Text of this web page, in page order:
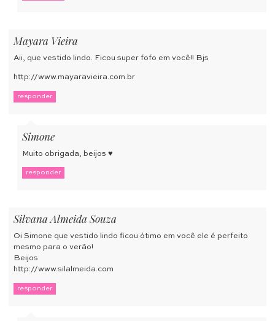
Mayara Vieira
Aii, que vestido lindo. Ficou super fofo em você!! Bjs
http://www.mayaravieira.com.br
responder
Simone
Muito obrigada, beijos ♥
responder
Silvana Almeida Souza
Oi Simone que vestido lindo ficou ótimo em você ele é perfeito
mesmo para o verão!
Beijos
http://www.silalmeida.com
responder